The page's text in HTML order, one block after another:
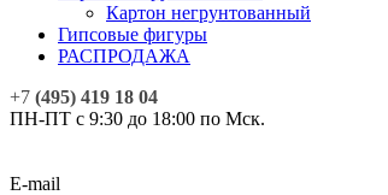
Картон негрунтованный
Гипсовые фигуры
РАСПРОДАЖА
+7 (495) 419 18 04
ПН-ПТ с 9:30 до 18:00 по Мск.
E-mail